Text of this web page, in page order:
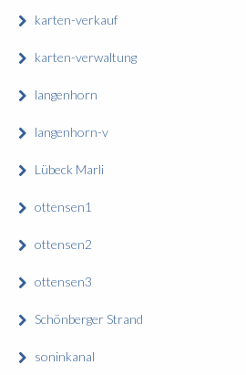
karten-verkauf
karten-verwaltung
langenhorn
langenhorn-v
Lübeck Marli
ottensen1
ottensen2
ottensen3
Schönberger Strand
soninkanal